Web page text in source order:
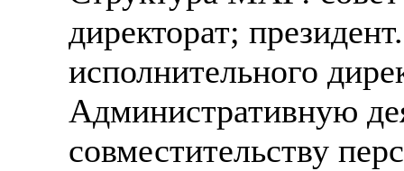
директорат;
исполнительного
Административную
совместительству